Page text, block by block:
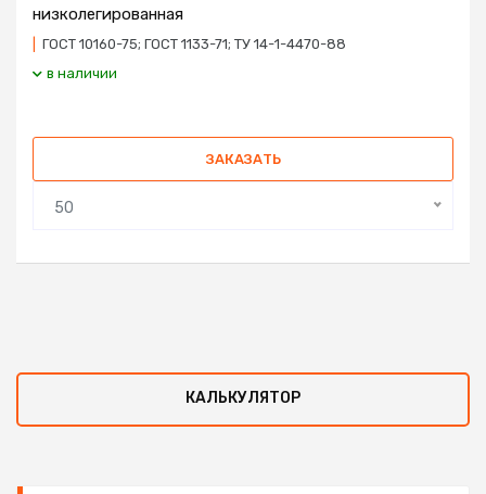
низколегированная
ГОСТ 10160-75; ГОСТ 1133-71; ТУ 14-1-4470-88
в наличии
ЗАКАЗАТЬ
50
КАЛЬКУЛЯТОР